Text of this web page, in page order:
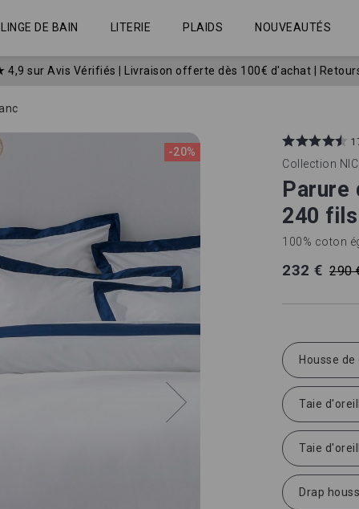
LINGE DE BAIN LITERIE PLAIDS NOUVEAUTÉS
4,9 sur Avis Vérifiés Livraison offerte dès 100€ d'achat |
Collection
Parure
240
100% coton
232 € 290
Housse
Taie
Taie
Drap
-20%